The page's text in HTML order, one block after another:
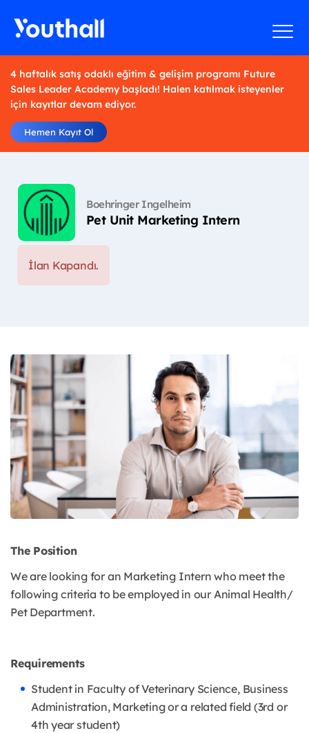
4 haftalık satış odaklı eğitim & gelişim programı Future
Sales Leader Academy başladı! Halen katılmak isteyenler
için kayıtlar devam ediyor.
Hemen Kayıt Ol
Boehringer Ingelheim
Pet Unit Marketing Intern
İlan Kapandı.
The Position
We are looking for an Marketing Intern who meet the
following criteria to be employed in our Animal Health/
Pet Department.
Requirements
Student in Faculty of Veterinary Science, Business
Administration, Marketing or a related field (3rd or
4th year student)